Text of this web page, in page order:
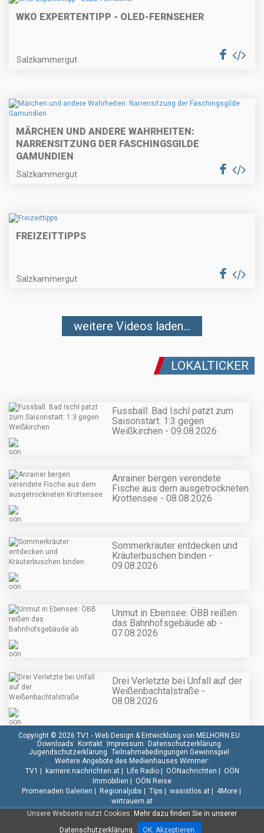
WKO EXPERTENTIPP - OLED-FERNSEHER
Salzkammergut
MÄRCHEN UND ANDERE WAHRHEITEN:
NARRENSITZUNG DER FASCHINGSGILDE
GAMUNDIEN
Salzkammergut
FREIZEITTIPPS
Salzkammergut
weitere Videos laden...
LOKALTICKER
Fussball: Bad Ischl patzt zum
Saisonstart: 1:3 gegen
Weißkirchen - 09.08.2026
Anrainer bergen verendete
Fische aus dem ausgetrockneten
Krottensee - 08.08.2026
Sommerkräuter entdecken und
Kräuterbuschen binden -
09.08.2026
Unmut in Ebensee: ÖBB reißen
das Bahnhofsgebäude ab -
07.08.2026
Drei Verletzte bei Unfall auf der
Weißenbachtalstraße -
08.08.2026
Unsere Webseite nutzt Cookies. Mehr dazu finden Sie in unserer
Datenschutzerklärung.
OK. Akzeptieren.
Copyright © 2026 TV1 - Web Design & Entwicklung von MELHORN.EU
Downloads Kontakt Impressum Datenschutzerklärung
Jugendschutzerklärung Teilnahmebedingungen Gewinnspiel
Weitere Angebote des Medienhauses Wimmer:
TV1 | karriere.nachrichten.at| Life Radio| OÖNachrichten | OÖN
Immobilien | OÖN Reise
Promenaden Galerien | Regionaljobs | Tips | wasistlos.at| 4More|
wirtrauern.at